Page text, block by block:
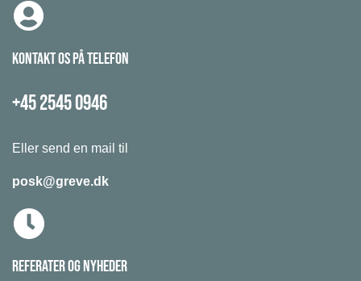
KONTAKT OSPÅ TELEFON
+45 2545 0946
Eller send en mail til
posk@greve.dk
REFERATEROG NYHEDER